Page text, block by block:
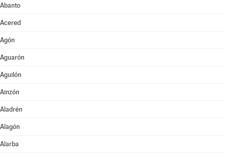
Abanto
Acered
Agón
Aguarón
Aguilón
Ainzón
Aladrén
Alagón
Alarba